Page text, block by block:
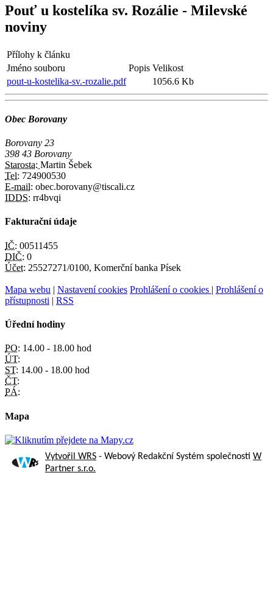
Pouť u kostelíka sv. Rozálie - Milevské
noviny
Přílohy k článku
Jméno souboru
Popis Velikost
pout-u-kostelika-sv.-rozalie.pdf
1056.6 Kb
Obec Borovany
Borovany 23
398 43 Borovany
Starosta: Martin Šebek
Tel: 724900530
E-mail: obec.borovany@tiscali.cz
IDDS: rr4bvqi
Fakturační údaje
IČ: 00511455
DIČ: 0
Účet: 25527271/0100, Komerční banka Písek
Mapa webu | Nastavení cookies Prohlášení o cookies | Prohlášení o
přístupnosti | RSS
Úřední hodiny
PO: 14.00 - 18.00 hod
ÚT:
ST: 14.00 - 18.00 hod
ČT:
PÁ:
Mapa
Vytvořil WRS - Webový Redakční Systém společnosti W
Partner s.r.o.